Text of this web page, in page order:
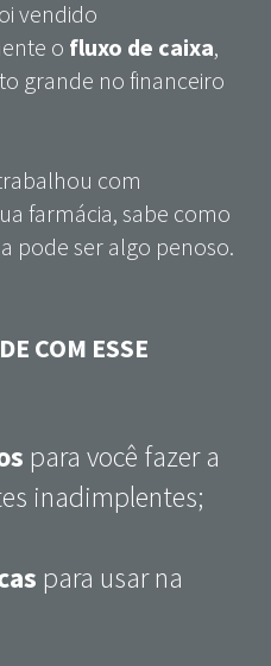
vendido
o fluxo de caixa,
grande no financeiro
com
farmácia, sabe como
pode ser algo penoso.
COM ESSE
para você fazer a
inadimplentes;
para usar na